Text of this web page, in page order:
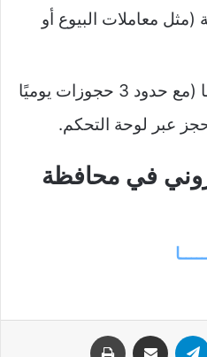
(مثل معاملات البيوع أو
اختر تاريخًا ووقتًا متاحًا (مع حدود 3 حجوزات يوميًا
عبر لوحة التحكم.
في محافظة
تيلقرام مشاركة عبر البريد